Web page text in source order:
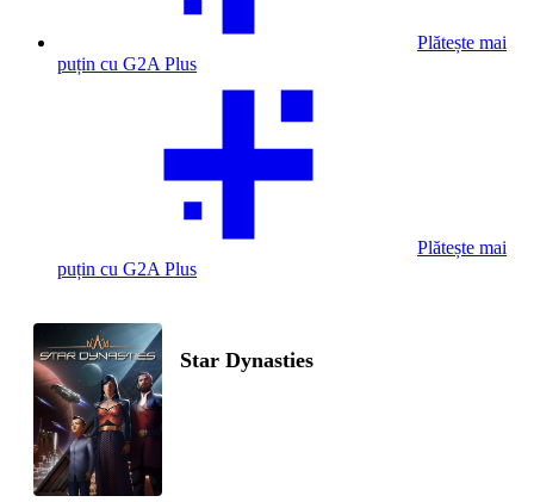
Plătește mai
puțin cu G2A Plus
Plătește mai
puțin cu G2A Plus
Star Dynasties